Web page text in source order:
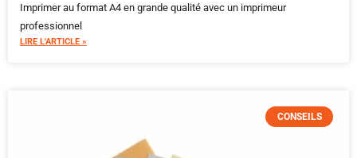
Imprimer au format A4 en grande qualité avec un imprimeur
professionnel
LIRE L'ARTICLE »
CONSEILS